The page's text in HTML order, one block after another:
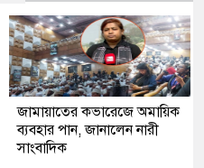
জামায়াতের কভারেজে অমায়িক
ব্যবহার পান, জানালেন নারী
সাংবাদিক